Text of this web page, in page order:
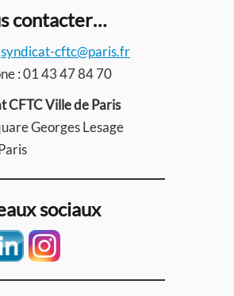
contacter…
syndicat-cftc@paris.fr
: 01 43 47 84 70
CFTC Ville de Paris
Georges Lesage
sociaux